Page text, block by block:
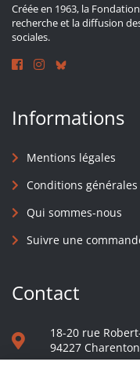
Créée en 1963, la
recherche et la diffusion
sociales.
Informations
Mentions légales
Conditions
Qui sommes-nous
Suivre une
Contact
18-20 rue
94227